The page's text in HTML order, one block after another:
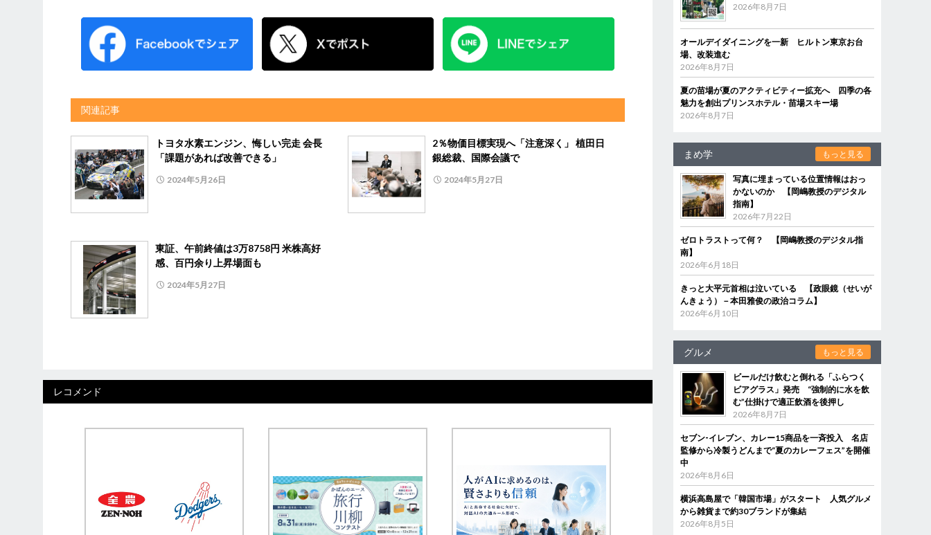
関連記事
トヨタ水素エンジン、悔しい完走 会長
「課題があれば改善できる」
2024年5月26日
2％物価目標実現へ「注意深く」 植田日
銀総裁、国際会議で
2024年5月27日
東証、午前終値は3万8758円 米株高好
感、百円余り上昇場面も
2024年5月27日
レコメンド
2026年8月7日
オールデイダイニングを一新 ヒルトン東京お台
場、改装進む
2026年8月7日
夏の苗場が夏のアクティビティー拡充へ 四季の各
魅力を創出プリンスホテル・苗場スキー場
2026年8月7日
まめ学 もっと見る
写真に埋まっている位置情報はおっ
かないのか 【岡嶋教授のデジタル
指南】
2026年7月22日
ゼロトラストって何？ 【岡嶋教授のデジタル指
南】
2026年6月18日
きっと大平元首相は泣いている 【政眼鏡（せいが
んきょう）－本田雅俊の政治コラム】
2026年6月10日
グルメ もっと見る
ビールだけ飲むと倒れる「ふらつく
ビアグラス」発売 “強制的に水を飲
む”仕掛けで適正飲酒を後押し
2026年8月7日
セブン‐イレブン、カレー15商品を一斉投入 名店
監修から冷製うどんまで“夏のカレーフェス”を開催
中
2026年8月6日
横浜高島屋で「韓国市場」がスタート 人気グルメ
から雑貨まで約30ブランドが集結
2026年8月5日